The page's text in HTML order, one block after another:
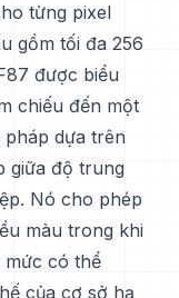
từng pixel
gồm tối đa 256
được biểu
chiếu đến một
dựa trên
giữa độ trung
Nó cho phép
màu trong khi
có thể
của cơ sở hạ